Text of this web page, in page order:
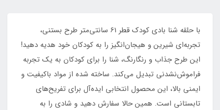
با حلقه شنا بادی کودک قطر 61 سانتی‌متر طرح بستنی،
تجربه‌ای شیرین و هیجان‌انگیز را به کودکان خود هدیه دهید!
این طرح جذاب و رنگارنگ، شنا را برای کودکان به یک تجربه
فراموش‌نشدنی تبدیل می‌کند. ساخته شده از مواد باکیفیت و
ایمنی بالا، این محصول انتخابی ایده‌آل برای تفریح‌های
تابستانی است. همین حالا سفارش دهید و شادی را به